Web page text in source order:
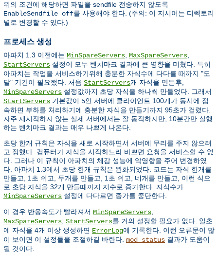
위의 조건에 해당하면 파일을 sendfile 전송하지 않도록
EnableSendfile off를 사용해야 한다. (주의: 이 지시어는 디렉토리
별로 변경할 수 있다.)
프로세스 생성
아파치 1.3 이전에는 MinSpareServers MaxSpareServers
StartServers 설정이 모두 벤치마크 결과에 큰 영향을 미쳤다. 특히
아파치는 작업을 서비스하기위해 충분한 자식수에 다다를 때까지 "도
달" 기간이 필요했다. 처음 StartServers개 자식을 만든후,
MinSpareServers 설정값까지 초당 자식을 하나씩 만들었다. 그래서
StartServers 기본값이 5인 서버에 클라이언트 100개가 동시에 접
속하면 부하를 처리하기에 충분한 자식을 만들기까지 95초가 걸렸다.
자주 재시작하지 않는 실제 서버에서는 잘 동작하지만, 10분간만 실행
하는 벤치마크 결과는 매우 나쁘게 나온다.
초당 한개 규칙은 자식을 새로 시작하면서 서버에 무리를 주지 않으려
고 정했다. 컴퓨터가 자식을 시작하느라 바쁘면 요청을 서비스할 수 없
다. 그러나 이 규칙이 아파치의 체감 성능에 악영향을 주어 변경하였
다. 아파치 1.3에서 초당 한개 규칙은 완화되었다. 코드는 자식 한개를
만들고, 1초 쉬고, 두개를 만들고, 1초 쉬고, 네개를 만들고, 이런 식으
로 초당 자식을 32개 만들때까지 지수로 증가한다. 자식수가
MinSpareServers 설정에 다다르면 증가를 중단한다.
이 경우 반응속도가 빨라져서 MinSpareServers
MaxSpareServers StartServers를 거의 설정할 필요가 없다. 일초
에 자식을 4개 이상 생성하면 ErrorLog에 기록한다. 이런 오류문이 많
이 보이면 이 설정들을 조절하길 바란다. mod_status 결과가 도움이
될 것이다.